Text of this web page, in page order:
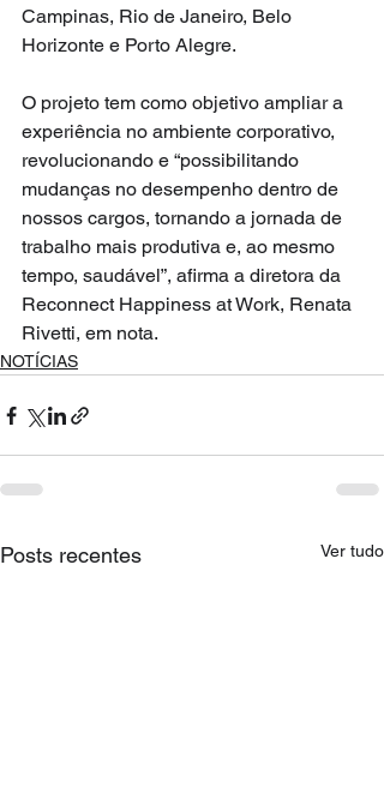
Campinas, Rio de Janeiro, Belo
Horizonte e Porto Alegre.
O projeto tem como objetivo ampliar a
experiência no ambiente corporativo,
revolucionando e “possibilitando
mudanças no desempenho dentro de
nossos cargos, tornando a jornada de
trabalho mais produtiva e, ao mesmo
tempo, saudável”, afirma a diretora da
Reconnect Happiness at Work, Renata
Rivetti, em nota.
NOTÍCIAS
Posts recentes Ver tudo